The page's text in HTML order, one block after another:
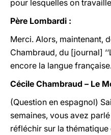
pour lesquelles on
Père Lombardi :
Merci. Alors, maintenant,
Chambraud, du [journal]
encore la langue
Cécile Chambraud – Le
(Question en espagnol)
semaines, vous avez
réfléchir sur la